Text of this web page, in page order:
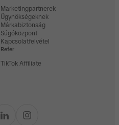
Marketingpartnerek
Ügynökségeknek
Márkabiztonság
Súgóközpont
Kapcsolatfelvétel
Refer
TikTok Affiliate